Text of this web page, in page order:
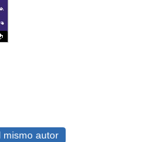
mismo autor